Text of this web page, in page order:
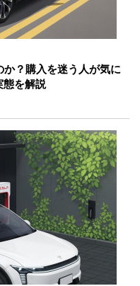
？購入を迷う人が気に
態を解説